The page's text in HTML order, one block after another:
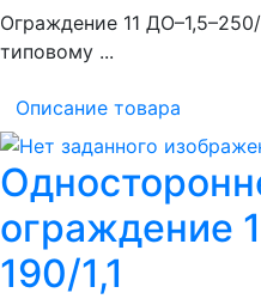
Ограждение 11
типовому ...
Описание товара
ограждение
190/1,1